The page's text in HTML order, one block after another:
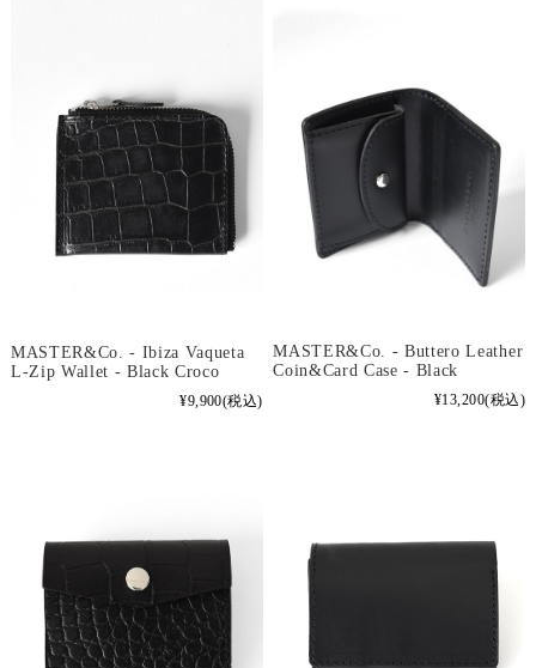
MASTER&Co. - Ibiza Vaqueta
L-Zip Wallet - Black Croco
¥9,900(税込)
MASTER&Co. - Buttero Leather
Coin&Card Case - Black
¥13,200(税込)